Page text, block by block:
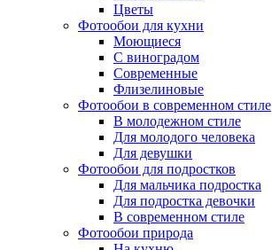
Цветы
Фотообои для кухни
Моющиеся
С виноградом
Современные
Флизелиновые
Фотообои в современном стиле
В молодежном стиле
Для молодого человека
Для девушки
Фотообои для подростков
Для мальчика подростка
Для подростка девочки
В современном стиле
Фотообои природа